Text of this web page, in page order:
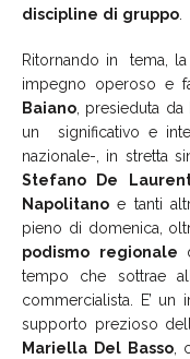
discipline di gruppo
Ritornando in tema, la
impegno operoso e
Baiano , presieduta da
un significativo e
nazionale-, in stretta
Stefano
De
Napolitano e tanti
pieno di domenica,
podismo
regionale
tempo che sottrae
commercialista. E’
supporto prezioso
Mariella Del Basso ,